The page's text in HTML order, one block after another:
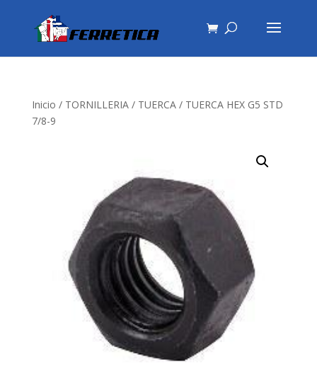
Inicio / TORNILLERIA/ TUERCA/ TUERCA HEX G5 STD
7/8-9